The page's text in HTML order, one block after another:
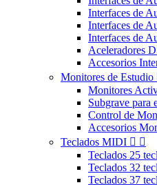
Interfaces de
Interfaces de
Interfaces de
Aceleradores
Accesorios
Monitores de Estudio
Monitores
Subgrave para
Control de
Accesorios
Teclados MIDI  
Teclados 25
Teclados 32
Teclados 37